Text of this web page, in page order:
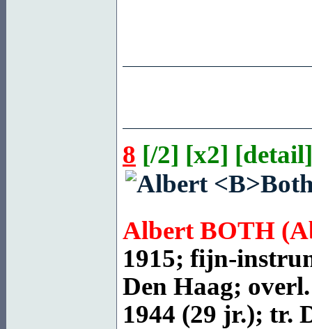
8 [/2] [x2] [detail
AlbertBOTH
1915; fijn-
Den Haag;
1944 (29 jr.); tr.